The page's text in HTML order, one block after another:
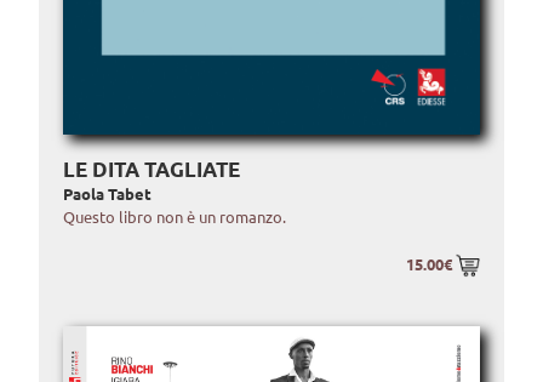
LE DITA TAGLIATE
Paola Tabet
Questo libro non è un romanzo.
15.00€